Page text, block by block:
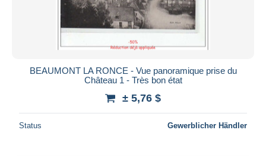
BEAUMONT LA RONCE - Vue panoramique prise du
Château 1 - Très bon état
± 5,76 $
Status Gewerblicher Händler